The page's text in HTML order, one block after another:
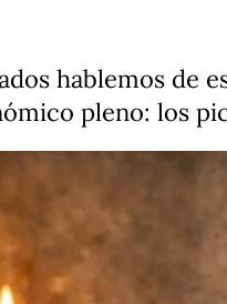
hablemos de
pleno: los